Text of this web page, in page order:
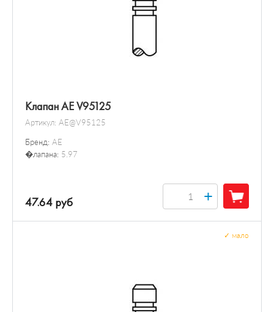
Клапан AE V95125
Артикул: AE@V95125
Бренд: AE
�лапана: 5.97
47.64 руб +
мало